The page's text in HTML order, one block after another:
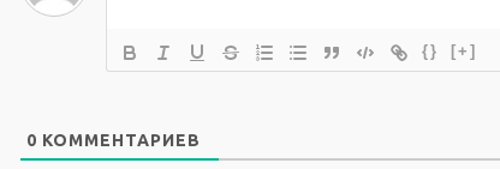
{} [+]
0 КОММЕНТАРИЕВ